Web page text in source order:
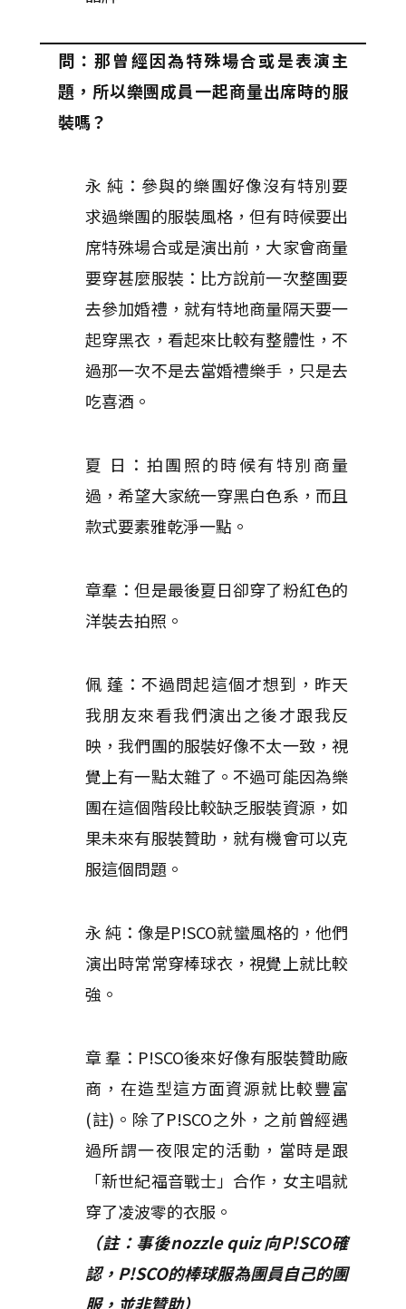
問：那曾經因為特殊場合或是表演主
題，所以樂團成員一起商量出席時的服
裝嗎？
永 純：參與的樂團好像沒有特別要
求過樂團的服裝風格，但有時候要出
席特殊場合或是演出前，大家會商量
要穿甚麼服裝：比方說前一次整團要
去參加婚禮，就有特地商量隔天要一
起穿黑衣，看起來比較有整體性，不
過那一次不是去當婚禮樂手，只是去
吃喜酒。
夏 日：拍團照的時候有特別商量
過，希望大家統一穿黑白色系，而且
款式要素雅乾淨一點。
章羣：但是最後夏日卻穿了粉紅色的
洋裝去拍照。
佩 蓬：不過問起這個才想到，昨天
我朋友來看我們演出之後才跟我反
映，我們團的服裝好像不太一致，視
覺上有一點太雜了。不過可能因為樂
團在這個階段比較缺乏服裝資源，如
果未來有服裝贊助，就有機會可以克
服這個問題。
永 純：像是P!SCO就蠻風格的，他們
演出時常常穿棒球衣，視覺上就比較
強。
章 羣：P!SCO後來好像有服裝贊助廠
商，在造型這方面資源就比較豐富
(註)。除了P!SCO之外，之前曾經遇
過所謂一夜限定的活動，當時是跟
「新世紀福音戰士」合作，女主唱就
穿了凌波零的衣服。
（註：事後nozzle quiz 向P!SCO確
認，P!SCO的棒球服為團員自己的團
服，並非贊助）